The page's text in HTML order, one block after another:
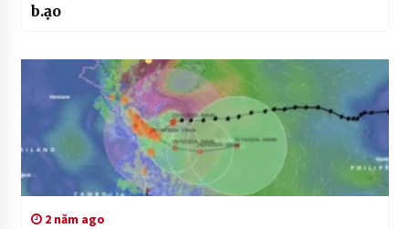
b.ạo
2 năm ago